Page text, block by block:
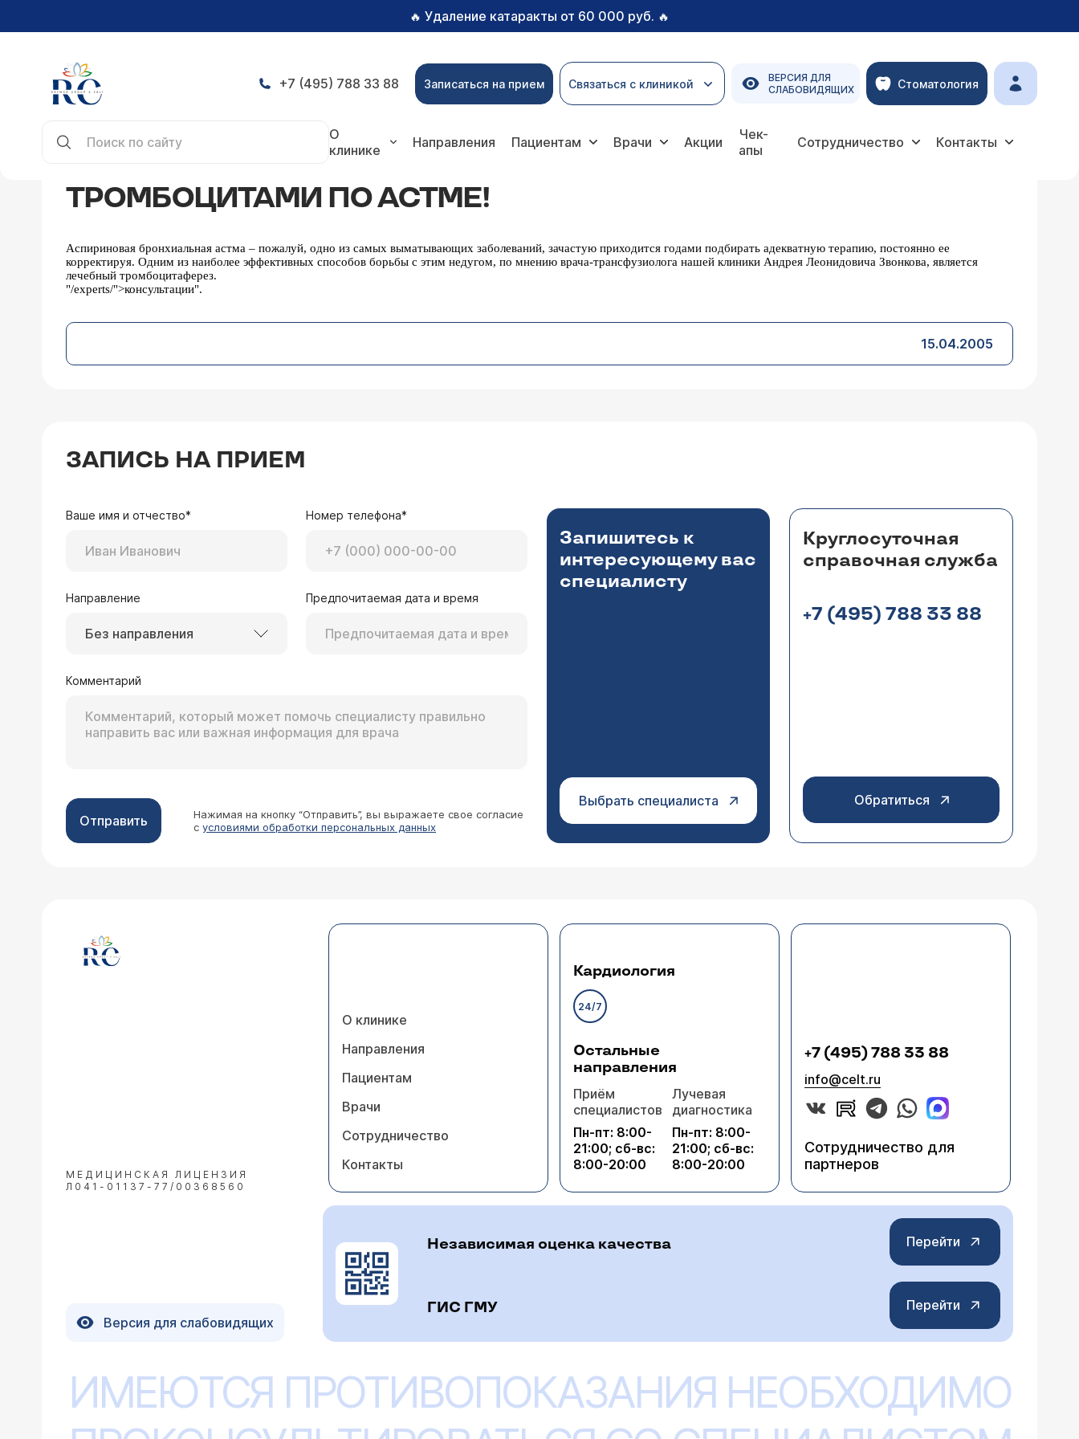
🔥 Удаление катаракты от 60 000 руб. 🔥
+7 (495) 788 33 88 Записаться на прием Связаться с клиникой
ВЕРСИЯ ДЛЯ
СЛАБОВИДЯЩИХ
Стоматология
О
клинике
Направления Пациентам Врачи Акции
Чек-
апы
Сотрудничество Контакты
ТРОМБОЦИТАМИ ПО АСТМЕ!
Аспириновая бронхиальная астма – пожалуй, одно из самых выматывающих заболеваний, зачастую приходится годами подбирать адекватную терапию, постоянно ее
корректируя. Одним из наиболее эффективных способов борьбы с этим недугом, по мнению врача-трансфузиолога нашей клиники Андрея Леонидовича Звонкова, является
лечебный тромбоцитаферез.
"/experts/">консультации".
15.04.2005
ЗАПИСЬ НА ПРИЕМ
Ваше имя и отчество* Номер телефона*
Направление
Без направления
Предпочитаемая дата и время
Комментарий
Отправить
Нажимая на кнопку “Отправить”, вы выражаете свое согласие
с условиями обработки персональных данных
Запишитесь к
интересующему вас
специалисту
Выбрать специалиста
Круглосуточная
справочная служба
+7 (495) 788 33 88
Обратиться
МЕДИЦИНСКАЯ ЛИЦЕНЗИЯ
Л041-01137-77/00368560
О клинике
Направления
Пациентам
Врачи
Сотрудничество
Контакты
Кардиология
24/7
Остальные
направления
Приём
специалистов
Пн-пт: 8:00-
21:00; сб-вс:
8:00-20:00
Лучевая
диагностика
Пн-пт: 8:00-
21:00; сб-вс:
8:00-20:00
+7 (495) 788 33 88
info@celt.ru
Сотрудничество для
партнеров
Версия для слабовидящих
Независимая оценка качества Перейти
ГИС ГМУ Перейти
ИМЕЮТСЯ ПРОТИВОПОКАЗАНИЯ НЕОБХОДИМО